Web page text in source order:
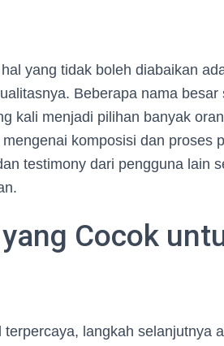
yang tidak boleh diabaikan
Beberapa nama besar
kali menjadi pilihan banyak
komposisi dan proses
testimony dari pengguna lain
Cocok
langkah selanjutnya